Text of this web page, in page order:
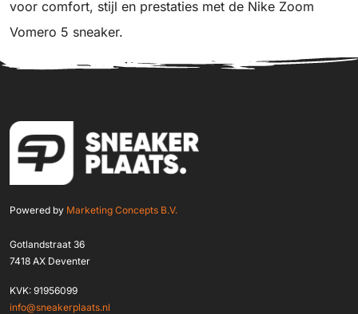
voor comfort, stijl en prestaties met de Nike Zoom
Vomero 5 sneaker.
Powered by Marketing Concepts B.V.
Gotlandstraat 36
7418 AX Deventer
KVK: 91956099
info@sneakerplaats.nl